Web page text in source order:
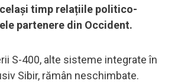
timp relațiile politico-
partenere din Occident.
S-400, alte sisteme integrate în
Sibir, rămân neschimbate.